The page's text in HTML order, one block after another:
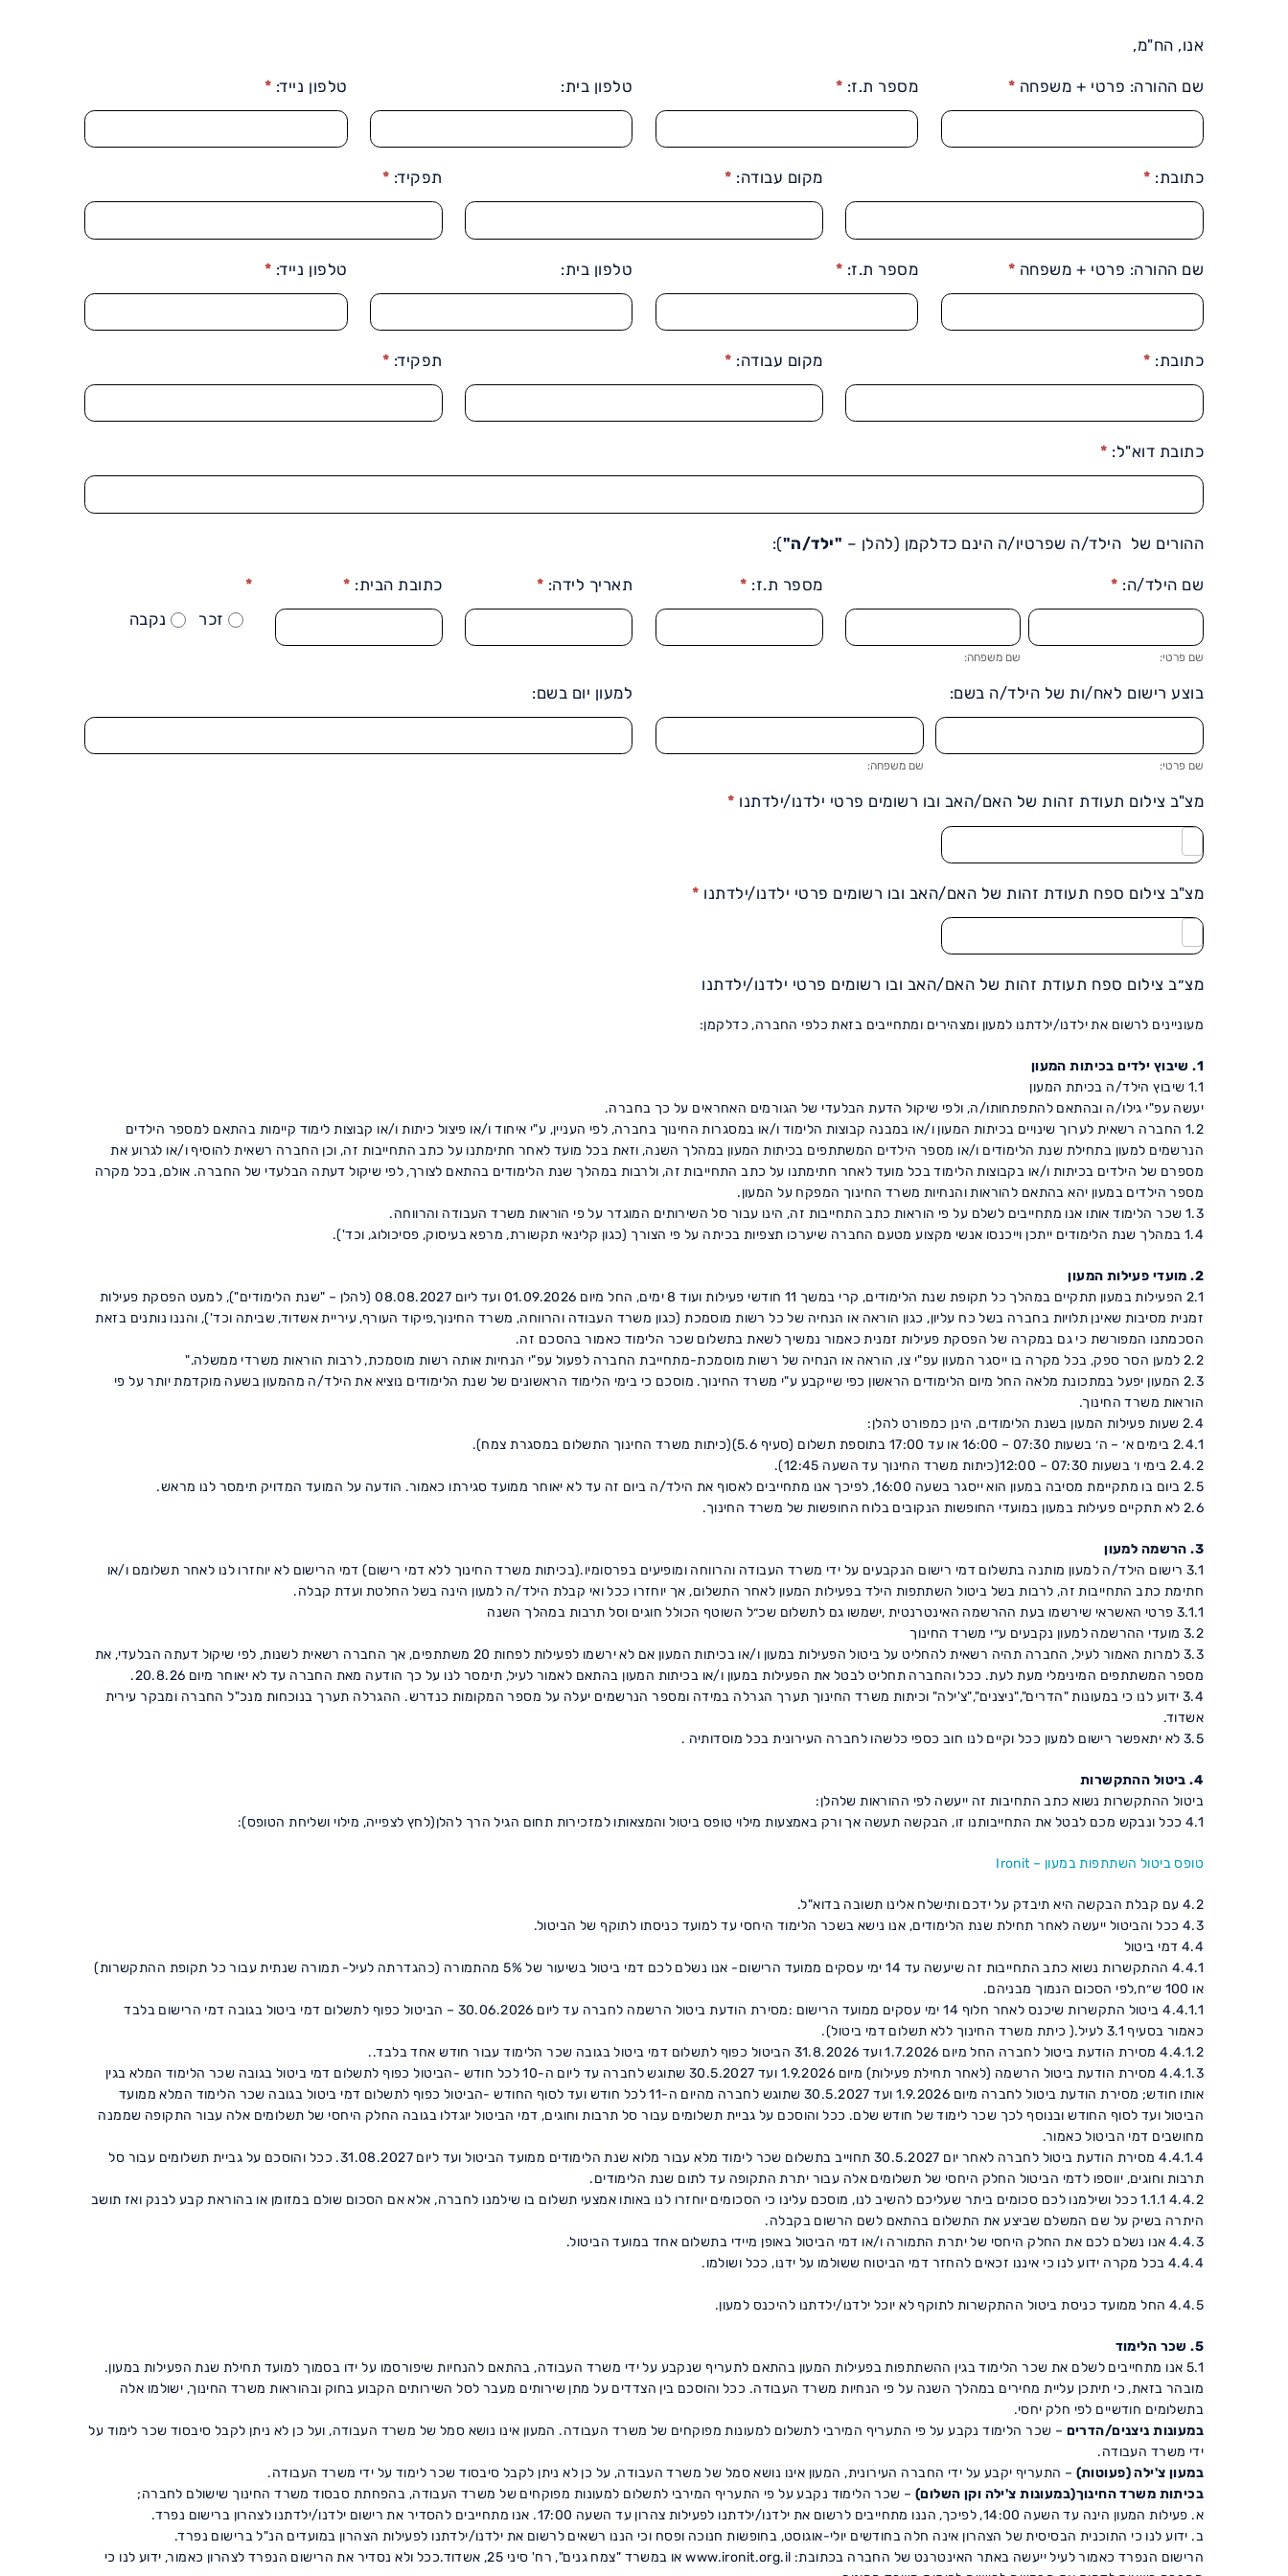
אנו, הח"מ,
שם ההורה: פרטי + משפחה * מספר ת.ז: * טלפון בית: טלפון נייד: *
כתובת: * מקום עבודה: * תפקיד: *
שם ההורה: פרטי + משפחה * מספר ת.ז: * טלפון בית: טלפון נייד: *
כתובת: * מקום עבודה: * תפקיד: *
כתובת דוא"ל: *
ההורים של הילד/ה שפרטיו/ה הינם כדלקמן (להלן – "ילד/ה"):
שם הילד/ה: *
שם
שם פרטי:
שם
שם משפחה:
מספר ת.ז: * תאריך לידה: * כתובת הבית: *
*
זכר
נקבה
בוצע רישום לאח/ות של הילד/ה בשם:
שם
שם פרטי:
שם
שם משפחה:
למעון יום בשם:
מצ"ב צילום תעודת זהות של האם/האב ובו רשומים פרטי ילדנו/ילדתנו *
מצ"ב צילום ספח תעודת זהות של האם/האב ובו רשומים פרטי ילדנו/ילדתנו *
מצ״ב צילום ספח תעודת זהות של האם/האב ובו רשומים פרטי ילדנו/ילדתנו
מעוניינים לרשום את ילדנו/ילדתנו למעון ומצהירים ומתחייבים בזאת כלפי החברה, כדלקמן:
1. שיבוץ ילדים בכיתות המעון
1.1 שיבוץ הילד/ה בכיתת המעון
יעשה עפ"י גילו/ה ובהתאם להתפתחותו/ה, ולפי שיקול הדעת הבלעדי של הגורמים האחראים על כך בחברה.
1.2 החברה רשאית לערוך שינויים בכיתות המעון ו/או במבנה קבוצות הלימוד ו/או במסגרות החינוך בחברה, לפי העניין, ע"י איחוד ו/או פיצול כיתות ו/או קבוצות לימוד קיימות בהתאם למספר הילדים
הנרשמים למעון בתחילת שנת הלימודים ו/או מספר הילדים המשתתפים בכיתות המעון במהלך השנה, וזאת בכל מועד לאחר חתימתנו על כתב התחייבות זה, וכן החברה רשאית להוסיף ו/או לגרוע את
מספרם של הילדים בכיתות ו/או בקבוצות הלימוד בכל מועד לאחר חתימתנו על כתב התחייבות זה, ולרבות במהלך שנת הלימודים בהתאם לצורך, לפי שיקול דעתה הבלעדי של החברה. אולם, בכל מקרה
מספר הילדים במעון יהא בהתאם להוראות והנחיות משרד החינוך המפקח על המעון.
1.3 שכר הלימוד אותו אנו מתחייבים לשלם על פי הוראות כתב התחייבות זה, הינו עבור סל השירותים המוגדר על פי הוראות משרד העבודה והרווחה.
1.4 במהלך שנת הלימודים ייתכן וייכנסו אנשי מקצוע מטעם החברה שיערכו תצפיות בכיתה על פי הצורך (כגון קלינאי תקשורת, מרפא בעיסוק, פסיכולוג, וכד').
2. מועדי פעילות המעון
2.1 הפעילות במעון תתקיים במהלך כל תקופת שנת הלימודים, קרי במשך 11 חודשי פעילות ועוד 8 ימים, החל מיום 01.09.2026 ועד ליום 08.08.2027 (להלן – "שנת הלימודים"), למעט הפסקת פעילות
זמנית מסיבות שאינן תלויות בחברה בשל כח עליון, כגון הוראה או הנחיה של כל רשות מוסמכת (כגון משרד העבודה והרווחה, משרד החינוך,פיקוד העורף, עיריית אשדוד, שביתה וכד'), והננו נותנים בזאת
הסכמתנו המפורשת כי גם במקרה של הפסקת פעילות זמנית כאמור נמשיך לשאת בתשלום שכר הלימוד כאמור בהסכם זה.
2.2 למען הסר ספק, בכל מקרה בו ייסגר המעון עפ"י צו, הוראה או הנחיה של רשות מוסמכת-מתחייבת החברה לפעול עפ"י הנחיות אותה רשות מוסמכת, לרבות הוראות משרדי ממשלה."
2.3 המעון יפעל במתכונת מלאה החל מיום הלימודים הראשון כפי שייקבע ע"י משרד החינוך. מוסכם כי בימי הלימוד הראשונים של שנת הלימודים נוציא את הילד/ה מהמעון בשעה מוקדמת יותר על פי
הוראות משרד החינוך.
2.4 שעות פעילות המעון בשנת הלימודים, הינן כמפורט להלן:
2.4.1 בימים א׳ – ה׳ בשעות 07:30 – 16:00 או עד 17:00 בתוספת תשלום (סעיף 5.6)(כיתות משרד החינוך התשלום במסגרת צמח).
2.4.2 בימי ו׳ בשעות 07:30 – 12:00(כיתות משרד החינוך עד השעה 12:45).
2.5 ביום בו מתקיימת מסיבה במעון הוא ייסגר בשעה 16:00, לפיכך אנו מתחייבים לאסוף את הילד/ה ביום זה עד לא יאוחר ממועד סגירתו כאמור. הודעה על המועד המדויק תימסר לנו מראש.
2.6 לא תתקיים פעילות במעון במועדי החופשות הנקובים בלוח החופשות של משרד החינוך.
3. הרשמה למעון
3.1 רישום הילד/ה למעון מותנה בתשלום דמי רישום הנקבעים על ידי משרד העבודה והרווחה ומופיעים בפרסומיו.(בכיתות משרד החינוך ללא דמי רישום) דמי הרישום לא יוחזרו לנו לאחר תשלומם ו/או
חתימת כתב התחייבות זה, לרבות בשל ביטול השתתפות הילד בפעילות המעון לאחר התשלום, אך יוחזרו ככל ואי קבלת הילד/ה למעון הינה בשל החלטת ועדת קבלה.
3.1.1 פרטי האשראי שירשמו בעת ההרשמה האינטרנטית ,ישמשו גם לתשלום שכ״ל השוטף הכולל חוגים וסל תרבות במהלך השנה
3.2 מועדי ההרשמה למעון נקבעים ע״י משרד החינוך
3.3 למרות האמור לעיל, החברה תהיה רשאית להחליט על ביטול הפעילות במעון ו/או בכיתות המעון אם לא ירשמו לפעילות לפחות 20 משתתפים, אך החברה רשאית לשנות, לפי שיקול דעתה הבלעדי, את
מספר המשתתפים המינימלי מעת לעת. ככל והחברה תחליט לבטל את הפעילות במעון ו/או בכיתות המעון בהתאם לאמור לעיל, תימסר לנו על כך הודעה מאת החברה עד לא יאוחר מיום 20.8.26.
3.4 ידוע לנו כי במעונות "הדרים","ניצנים","צ'ילה" וכיתות משרד החינוך תערך הגרלה במידה ומספר הנרשמים יעלה על מספר המקומות כנדרש. ההגרלה תערך בנוכחות מנכ"ל החברה ומבקר עירית
אשדוד.
3.5 לא יתאפשר רישום למעון ככל וקיים לנו חוב כספי כלשהו לחברה העירונית בכל מוסדותיה .
4. ביטול ההתקשרות
ביטול ההתקשרות נשוא כתב התחיבות זה ייעשה לפי ההוראות שלהלן:
4.1 ככל ונבקש מכם לבטל את התחייבותנו זו, הבקשה תעשה אך ורק באמצעות מילוי טופס ביטול והמצאותו למזכירות תחום הגיל הרך להלן(לחץ לצפייה, מילוי ושליחת הטופס):
טופס ביטול השתתפות במעון – Ironit
4.2 עם קבלת הבקשה היא תיבדק על ידכם ותישלח אלינו תשובה בדוא"ל.
4.3 ככל והביטול ייעשה לאחר תחילת שנת הלימודים, אנו נישא בשכר הלימוד היחסי עד למועד כניסתו לתוקף של הביטול.
4.4 דמי ביטול
4.4.1 ההתקשרות נשוא כתב התחייבות זה שיעשה עד 14 ימי עסקים ממועד הרישום- אנו נשלם לכם דמי ביטול בשיעור של 5% מהתמורה (כהגדרתה לעיל- תמורה שנתית עבור כל תקופת ההתקשרות)
או 100 ש״ח,לפי הסכום הנמוך מבניהם.
4.4.1.1 ביטול התקשרות שיכנס לאחר חלוף 14 ימי עסקים ממועד הרישום :מסירת הודעת ביטול הרשמה לחברה עד ליום 30.06.2026 – הביטול כפוף לתשלום דמי ביטול בגובה דמי הרישום בלבד
כאמור בסעיף 3.1 לעיל.( כיתת משרד החינוך ללא תשלום דמי ביטול).
4.4.1.2 מסירת הודעת ביטול לחברה החל מיום 1.7.2026 ועד 31.8.2026 הביטול כפוף לתשלום דמי ביטול בגובה שכר הלימוד עבור חודש אחד בלבד..
4.4.1.3 מסירת הודעת ביטול הרשמה (לאחר תחילת פעילות) מיום 1.9.2026 ועד 30.5.2027 שתוגש לחברה עד ליום ה-10 לכל חודש -הביטול כפוף לתשלום דמי ביטול בגובה שכר הלימוד המלא בגין
אותו חודש; מסירת הודעת ביטול לחברה מיום 1.9.2026 ועד 30.5.2027 שתוגש לחברה מהיום ה-11 לכל חודש ועד לסוף החודש -הביטול כפוף לתשלום דמי ביטול בגובה שכר הלימוד המלא ממועד
הביטול ועד לסוף החודש ובנוסף לכך שכר לימוד של חודש שלם. ככל והוסכם על גביית תשלומים עבור סל תרבות וחוגים, דמי הביטול יוגדלו בגובה החלק היחסי של תשלומים אלה עבור התקופה שממנה
מחושבים דמי הביטול כאמור.
4.4.1.4 מסירת הודעת ביטול לחברה לאחר יום 30.5.2027 תחוייב בתשלום שכר לימוד מלא עבור מלוא שנת הלימודים ממועד הביטול ועד ליום 31.08.2027. ככל והוסכם על גביית תשלומים עבור סל
תרבות וחוגים, יווספו לדמי הביטול החלק היחסי של תשלומים אלה עבור יתרת התקופה עד לתום שנת הלימודים.
4.4.2 1.1.1 ככל ושילמנו לכם סכומים ביתר שעליכם להשיב לנו, מוסכם עלינו כי הסכומים יוחזרו לנו באותו אמצעי תשלום בו שילמנו לחברה, אלא אם הסכום שולם במזומן או בהוראת קבע לבנק ואז תושב
היתרה בשיק על שם המשלם שביצע את התשלום בהתאם לשם הרשום בקבלה.
4.4.3 אנו נשלם לכם את החלק היחסי של יתרת התמורה ו/או דמי הביטול באופן מיידי בתשלום אחד במועד הביטול.
4.4.4 בכל מקרה ידוע לנו כי איננו זכאים להחזר דמי הביטוח ששולמו על ידנו, ככל ושולמו.
4.4.5 החל ממועד כניסת ביטול ההתקשרות לתוקף לא יוכל ילדנו/ילדתנו להיכנס למעון.
5. שכר הלימוד
5.1 אנו מתחייבים לשלם את שכר הלימוד בגין ההשתתפות בפעילות המעון בהתאם לתעריף שנקבע על ידי משרד העבודה, בהתאם להנחיות שיפורסמו על ידו בסמוך למועד תחילת שנת הפעילות במעון.
מובהר בזאת, כי תיתכן עליית מחירים במהלך השנה על פי הנחיות משרד העבודה. ככל והוסכם בין הצדדים על מתן שירותים מעבר לסל השירותים הקבוע בחוק ובהוראות משרד החינוך, ישולמו אלה
בתשלומים חודשיים לפי חלק יחסי.
במעונות ניצנים/הדרים – שכר הלימוד נקבע על פי התעריף המירבי לתשלום למעונות מפוקחים של משרד העבודה. המעון אינו נושא סמל של משרד העבודה, ועל כן לא ניתן לקבל סיבסוד שכר לימוד על
ידי משרד העבודה.
במעון צ'ילה (פעוטות) – התעריף יקבע על ידי החברה העירונית, המעון אינו נושא סמל של משרד העבודה, על כן לא ניתן לקבל סיבסוד שכר לימוד על ידי משרד העבודה.
בכיתות משרד החינוך(במעונות צ'ילה וקן השלום) – שכר הלימוד נקבע על פי התעריף המירבי לתשלום למעונות מפוקחים של משרד העבודה, בהפחתת סבסוד משרד החינוך שישולם לחברה;
א. פעילות המעון הינה עד השעה 14:00, לפיכך, הננו מתחייבים לרשום את ילדנו/ילדתנו לפעילות צהרון עד השעה 17:00. אנו מתחייבים להסדיר את רישום ילדנו/ילדתנו לצהרון ברישום נפרד.
ב. ידוע לנו כי התוכנית הבסיסית של הצהרון אינה חלה בחודשים יולי-אוגוסט, בחופשות חנוכה ופסח וכי הננו רשאים לרשום את ילדנו/ילדתנו לפעילות הצהרון במועדים הנ"ל ברישום נפרד.
הרישום הנפרד כאמור לעיל ייעשה באתר האינטרנט של החברה בכתובת: www.ironit.org.il או במשרד "צמח גנים", רח' סיני 25, אשדוד.ככל ולא נסדיר את הרישום הנפרד לצהרון כאמור, ידוע לנו כי